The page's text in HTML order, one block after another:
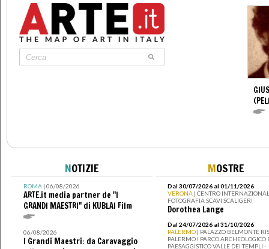
NOTIZIE
ROMA| 06/08/2026
ARTE.it media partner de "I
GRANDI MAESTRI" di KUBLAI Film
06/08/2026
I Grandi Maestri: da Caravaggio
MOSTRE
Dal 30/07/2026 al 01/11/2026
VERONA | CENTRO
FOTOGRAFIA SCAVI SCALIGERI
Dorothea Lange
Dal 24/07/2026 al 31/10/2026
PALERMO | PALAZZO BELMONTE
PALERMO I PARCO ARCHEOLOGICO
PAESAGGISTICO VALLE DEI TEMPLI -